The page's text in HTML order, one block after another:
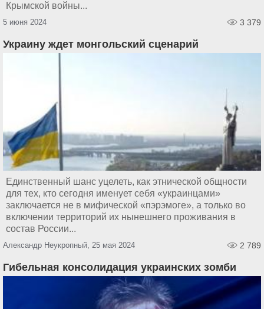
Крымской войны...
5 июня 2024 3 379
Украину ждет монгольский сценарий
Единственный шанс уцелеть, как этнической общности
для тех, кто сегодня именует себя «украинцами»
заключается не в мифической «пэрэмоге», а только во
включении территорий их нынешнего проживания в
состав России...
Александр Неукропный, 25 мая 2024 2 789
Гибельная консолидация украинских зомби